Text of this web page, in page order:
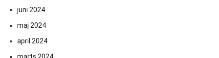
juni 2024
maj 2024
april 2024
marts 2024